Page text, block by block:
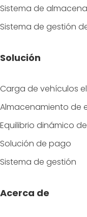
Sistema de
Sistema de gestión
Solución
Carga de vehículos
Almacenamiento de
Equilibrio dinámico
Solución de pago
Sistema de gestión
Acerca de